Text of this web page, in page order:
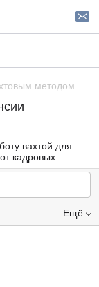
методом
вахтой для
кадровых
методом
Ещё